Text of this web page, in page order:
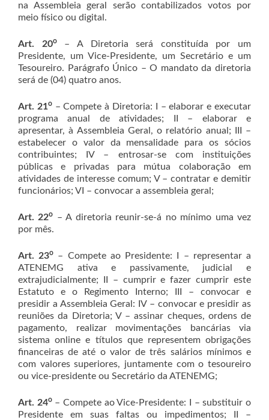
na Assembleia geral serão contabilizados votos por
meio físico ou digital.
Art. 20o– A Diretoria será constituída por um
Presidente, um Vice-Presidente, um Secretário e um
Tesoureiro. Parágrafo Único – O mandato da diretoria
será de (04) quatro anos.
Art. 21o– Compete à Diretoria: I – elaborar e executar
programa anual de atividades; II – elaborar e
apresentar, à Assembleia Geral, o relatório anual; III –
estabelecer o valor da mensalidade para os sócios
contribuintes; IV – entrosar-se com instituições
públicas e privadas para mútua colaboração em
atividades de interesse comum; V – contratar e demitir
funcionários; VI – convocar a assembleia geral;
Art. 22o
– A diretoria reunir-se-á no mínimo uma vez
por mês.
Art. 23o
– Compete ao Presidente: I – representar a
ATENEMG ativa e passivamente, judicial e
extrajudicialmente; II – cumprir e fazer cumprir este
Estatuto e o Regimento Interno; III – convocar e
presidir a Assembleia Geral: IV – convocar e presidir as
reuniões da Diretoria; V – assinar cheques, ordens de
pagamento, realizar movimentações bancárias via
sistema online e títulos que representem obrigações
financeiras de até o valor de três salários mínimos e
com valores superiores, juntamente com o tesoureiro
ou vice-presidente ou Secretário da ATENEMG;
Art. 24o– Compete ao Vice-Presidente: I – substituir o
Presidente em suas faltas ou impedimentos; II –